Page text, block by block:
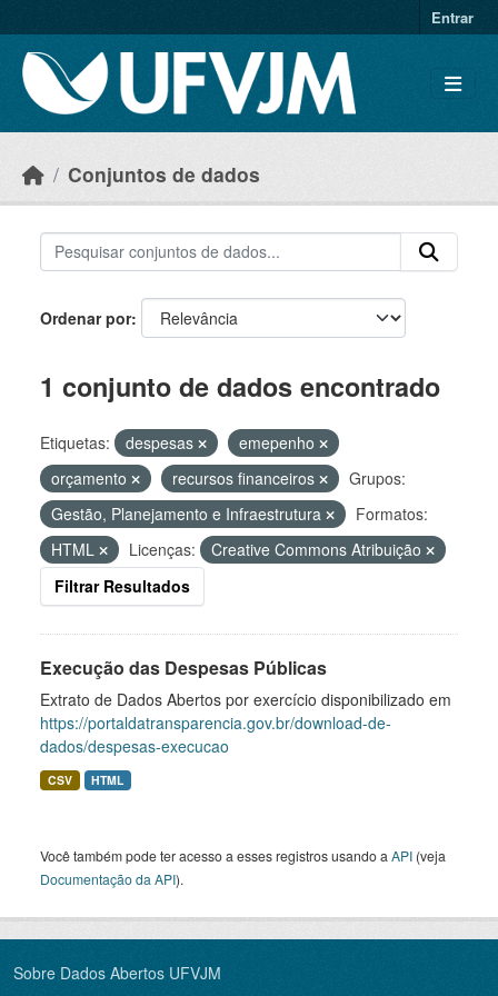
Entrar
Conjuntos de dados
Ordenar por
1 conjunto de dados encontrado
Etiquetas: despesas
emepenho
orçamento
recursos financeiros
Grupos:
Gestão, Planejamento e Infraestrutura
Formatos:
HTML
Licenças:
Creative Commons Atribuição
Filtrar Resultados
Execução das Despesas Públicas
Extrato de Dados Abertos por exercício disponibilizado em
https://portaldatransparencia.gov.br/download-de-
dados/despesas-execucao
CSV HTML
Você também pode ter acesso a esses registros usando a API (veja
Documentação da API).
Sobre Dados Abertos UFVJM